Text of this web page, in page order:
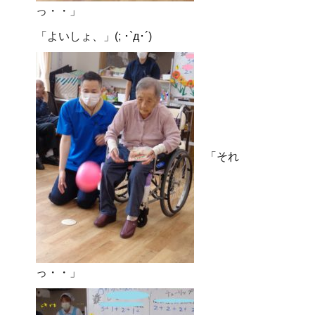
っ・・」
「よいしょ、」(; ･`д･´)
「それ
っ・・」